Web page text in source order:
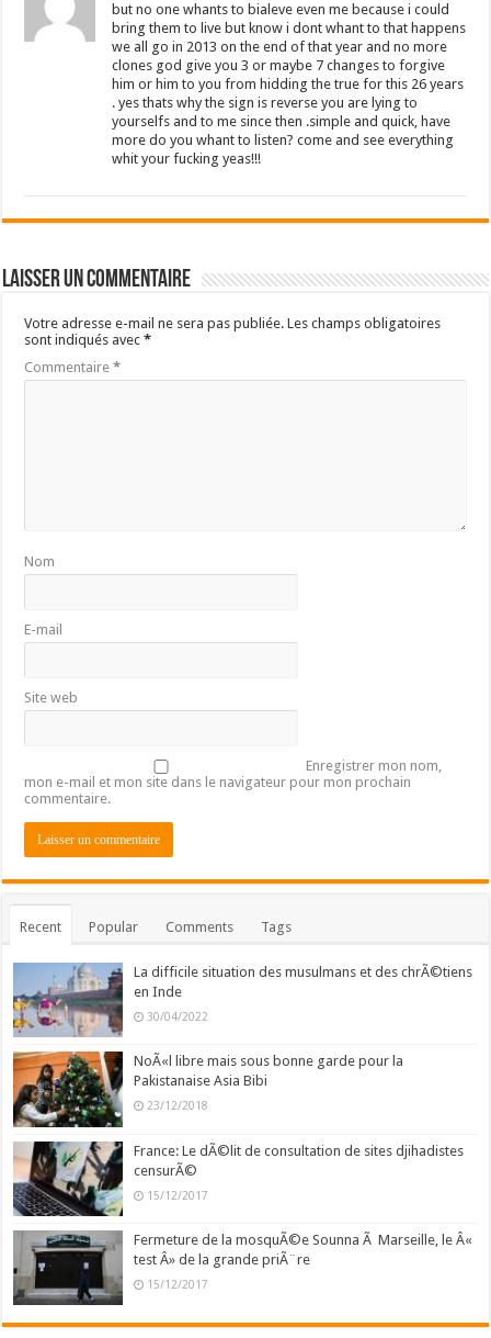
but no one whants to bialeve even me because i could
bring them to live but know i dont whant to that happens
we all go in 2013 on the end of that year and no more
clones god give you 3 or maybe 7 changes to forgive
him or him to you from hidding the true for this 26 years
. yes thats why the sign is reverse you are lying to
yourselfs and to me since then .simple and quick, have
more do you whant to listen? come and see everything
whit your fucking yeas!!!
Laisser un commentaire
Votre adresse e-mail ne sera pas publiée. Les champs obligatoires
sont indiqués avec*
Commentaire*
Nom
E-mail
Site web
Enregistrer mon nom,
mon e-mail et mon site dans le navigateur pour mon prochain
commentaire.
Recent Popular Comments Tags
La difficile situation des musulmans et des chrÃ©tiens
en Inde
30/04/2022
NoÃ«l libre mais sous bonne garde pour la
Pakistanaise Asia Bibi
23/12/2018
France: Le dÃ©lit de consultation de sites djihadistes
censurÃ©
15/12/2017
Fermeture de la mosquÃ©e Sounna Ã Marseille, le Â«
test Â» de la grande priÃ¨re
15/12/2017